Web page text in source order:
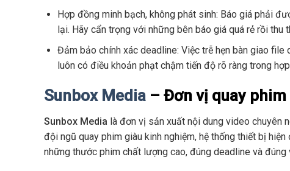
Hợp đồng minh bạch, không phát sinh: Báo giá phải
lại. Hãy cẩn trọng với những bên báo giá quá rẻ rồi thu
Đảm bảo chính xác deadline: Việc trễ hẹn bàn giao
luôn có điều khoản phạt chậm tiến độ rõ ràng trong
Sunbox Media – Đơn vị quay
Sunbox Media là đơn vị sản xuất nội dung video chuyên
đội ngũ quay phim giàu kinh nghiệm, hệ thống thiết bị
những thước phim chất lượng cao, đúng deadline và đúng